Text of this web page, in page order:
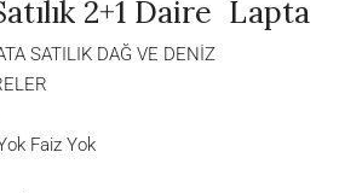
2+1 Daire Lapta
SATILIK DAĞ VE DENİZ
Faiz Yok